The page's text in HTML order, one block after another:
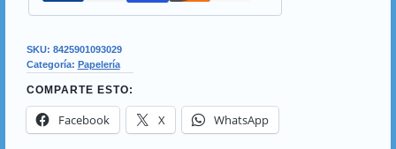
SKU: 8425901093029
Categoría: Papelería
COMPARTE ESTO:
Facebook X WhatsApp